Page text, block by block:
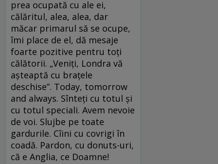
prea ocupată cu ale ei,
călăritul, alea, alea, dar
măcar primarul să se ocupe,
îmi place de el, dă mesaje
foarte pozitive pentru toți
călătorii. „Veniți, Londra vă
așteaptă cu brațele
deschise”. Today, tomorrow
and always. Sînteți cu totul și
cu totul speciali. Avem nevoie
de voi. Slujbe pe toate
gardurile. Cîini cu covrigi în
coadă. Pardon, cu donuts-uri,
că e Anglia, ce Doamne!